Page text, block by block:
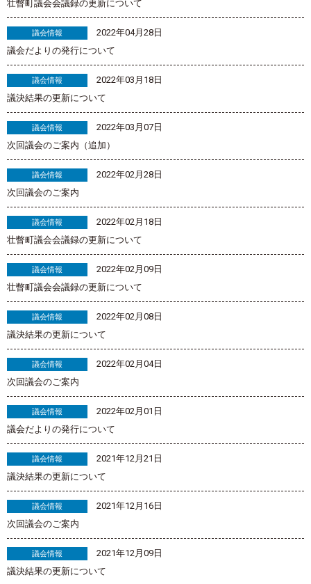
壮瞥町議会会議録の更新について
議会情報
2022年04月28日
議会だよりの発行について
議会情報
2022年03月18日
議決結果の更新について
議会情報
2022年03月07日
次回議会のご案内（追加）
議会情報
2022年02月28日
次回議会のご案内
議会情報
2022年02月18日
壮瞥町議会会議録の更新について
議会情報
2022年02月09日
壮瞥町議会会議録の更新について
議会情報
2022年02月08日
議決結果の更新について
議会情報
2022年02月04日
次回議会のご案内
議会情報
2022年02月01日
議会だよりの発行について
議会情報
2021年12月21日
議決結果の更新について
議会情報
2021年12月16日
次回議会のご案内
議会情報
2021年12月09日
議決結果の更新について